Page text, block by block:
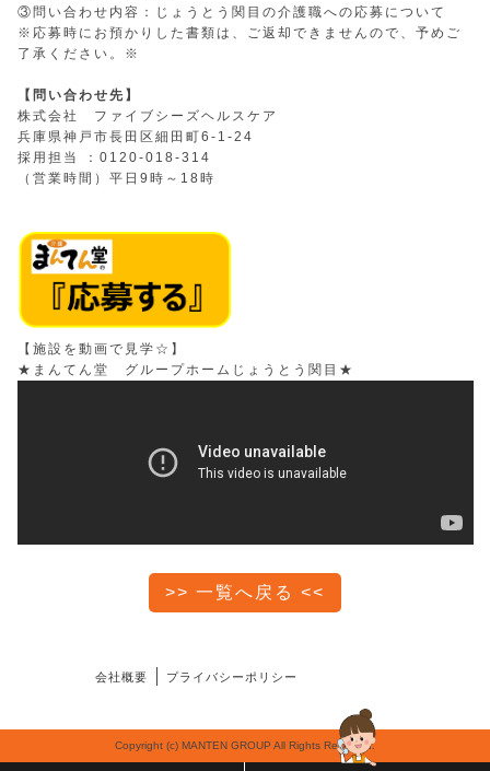
③問い合わせ内容：じょうとう関目の介護職への応募について
※応募時にお預かりした書類は、ご返却できませんので、予めご
了承ください。※
【問い合わせ先】
株式会社 ファイブシーズヘルスケア
兵庫県神戸市長田区細田町6-1-24
採用担当 ：0120‐018‐314
（営業時間）平日9時～18時
【施設を動画で見学☆】
★まんてん堂 グループホームじょうとう関目★
>> 一覧へ戻る <<
会社概要 プライバシーポリシー
Copyright (c) MANTEN GROUP All Rights Reserved.